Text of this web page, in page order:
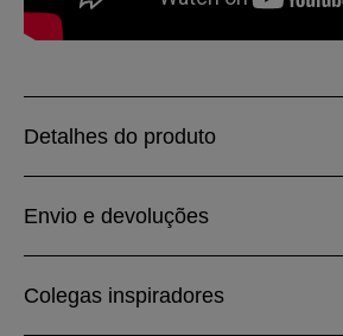
Detalhes do produto
Envio e devoluções
Colegas inspiradores